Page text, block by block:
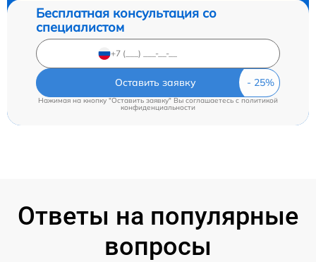
Бесплатная консультация со
специалистом
Оставить заявку
Нажимая на кнопку "Оставить заявку" Вы соглашаетесь cполитикой
конфиденциальности
Ответы на популярные
вопросы